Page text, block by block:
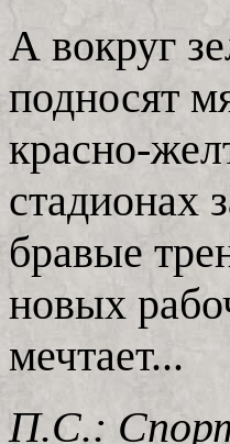
А вокруг
подносят
красно-
стадионах
бравые
новых
мечтает...
П.С.: